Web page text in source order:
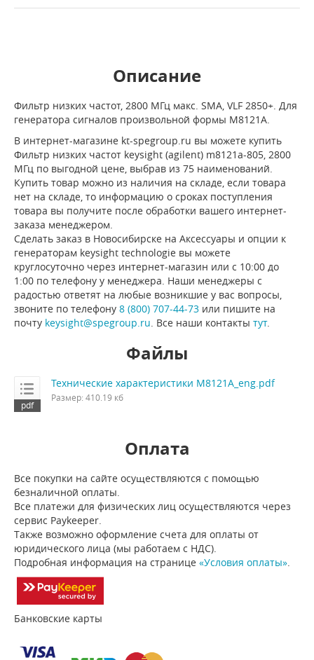
Описание
Фильтр низких частот, 2800 МГц макс. SMA, VLF 2850+. Для
генератора сигналов произвольной формы M8121A.
В интернет-магазине kt-spegroup.ru вы можете купить
Фильтр низких частот keysight (agilent) m8121a-805, 2800
МГц по выгодной цене, выбрав из 75 наименований.
Купить товар можно из наличия на складе, если товара
нет на складе, то информацию о сроках поступления
товара вы получите после обработки вашего интернет-
заказа менеджером.
Сделать заказ в Новосибирске на Аксессуары и опции к
генераторам keysight technologie вы можете
круглосуточно через интернет-магазин или с 10:00 до
1:00 по телефону у менеджера. Наши менеджеры с
радостью ответят на любые возникшие у вас вопросы,
звоните по телефону 8 (800) 707-44-73 или пишите на
почту keysight@spegroup.ru. Все наши контакты тут.
Файлы
Технические характеристики M8121A_eng.pdf
Размер: 410.19 кб
Оплата
Все покупки на сайте осуществляются с помощью
безналичной оплаты.
Все платежи для физических лиц осуществляются через
сервис Paykeeper.
Также возможно оформление счета для оплаты от
юридического лица (мы работаем с НДС).
Подробная информация на странице «Условия оплаты».
Банковские карты